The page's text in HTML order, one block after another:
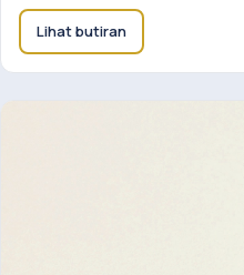
Lihat butiran